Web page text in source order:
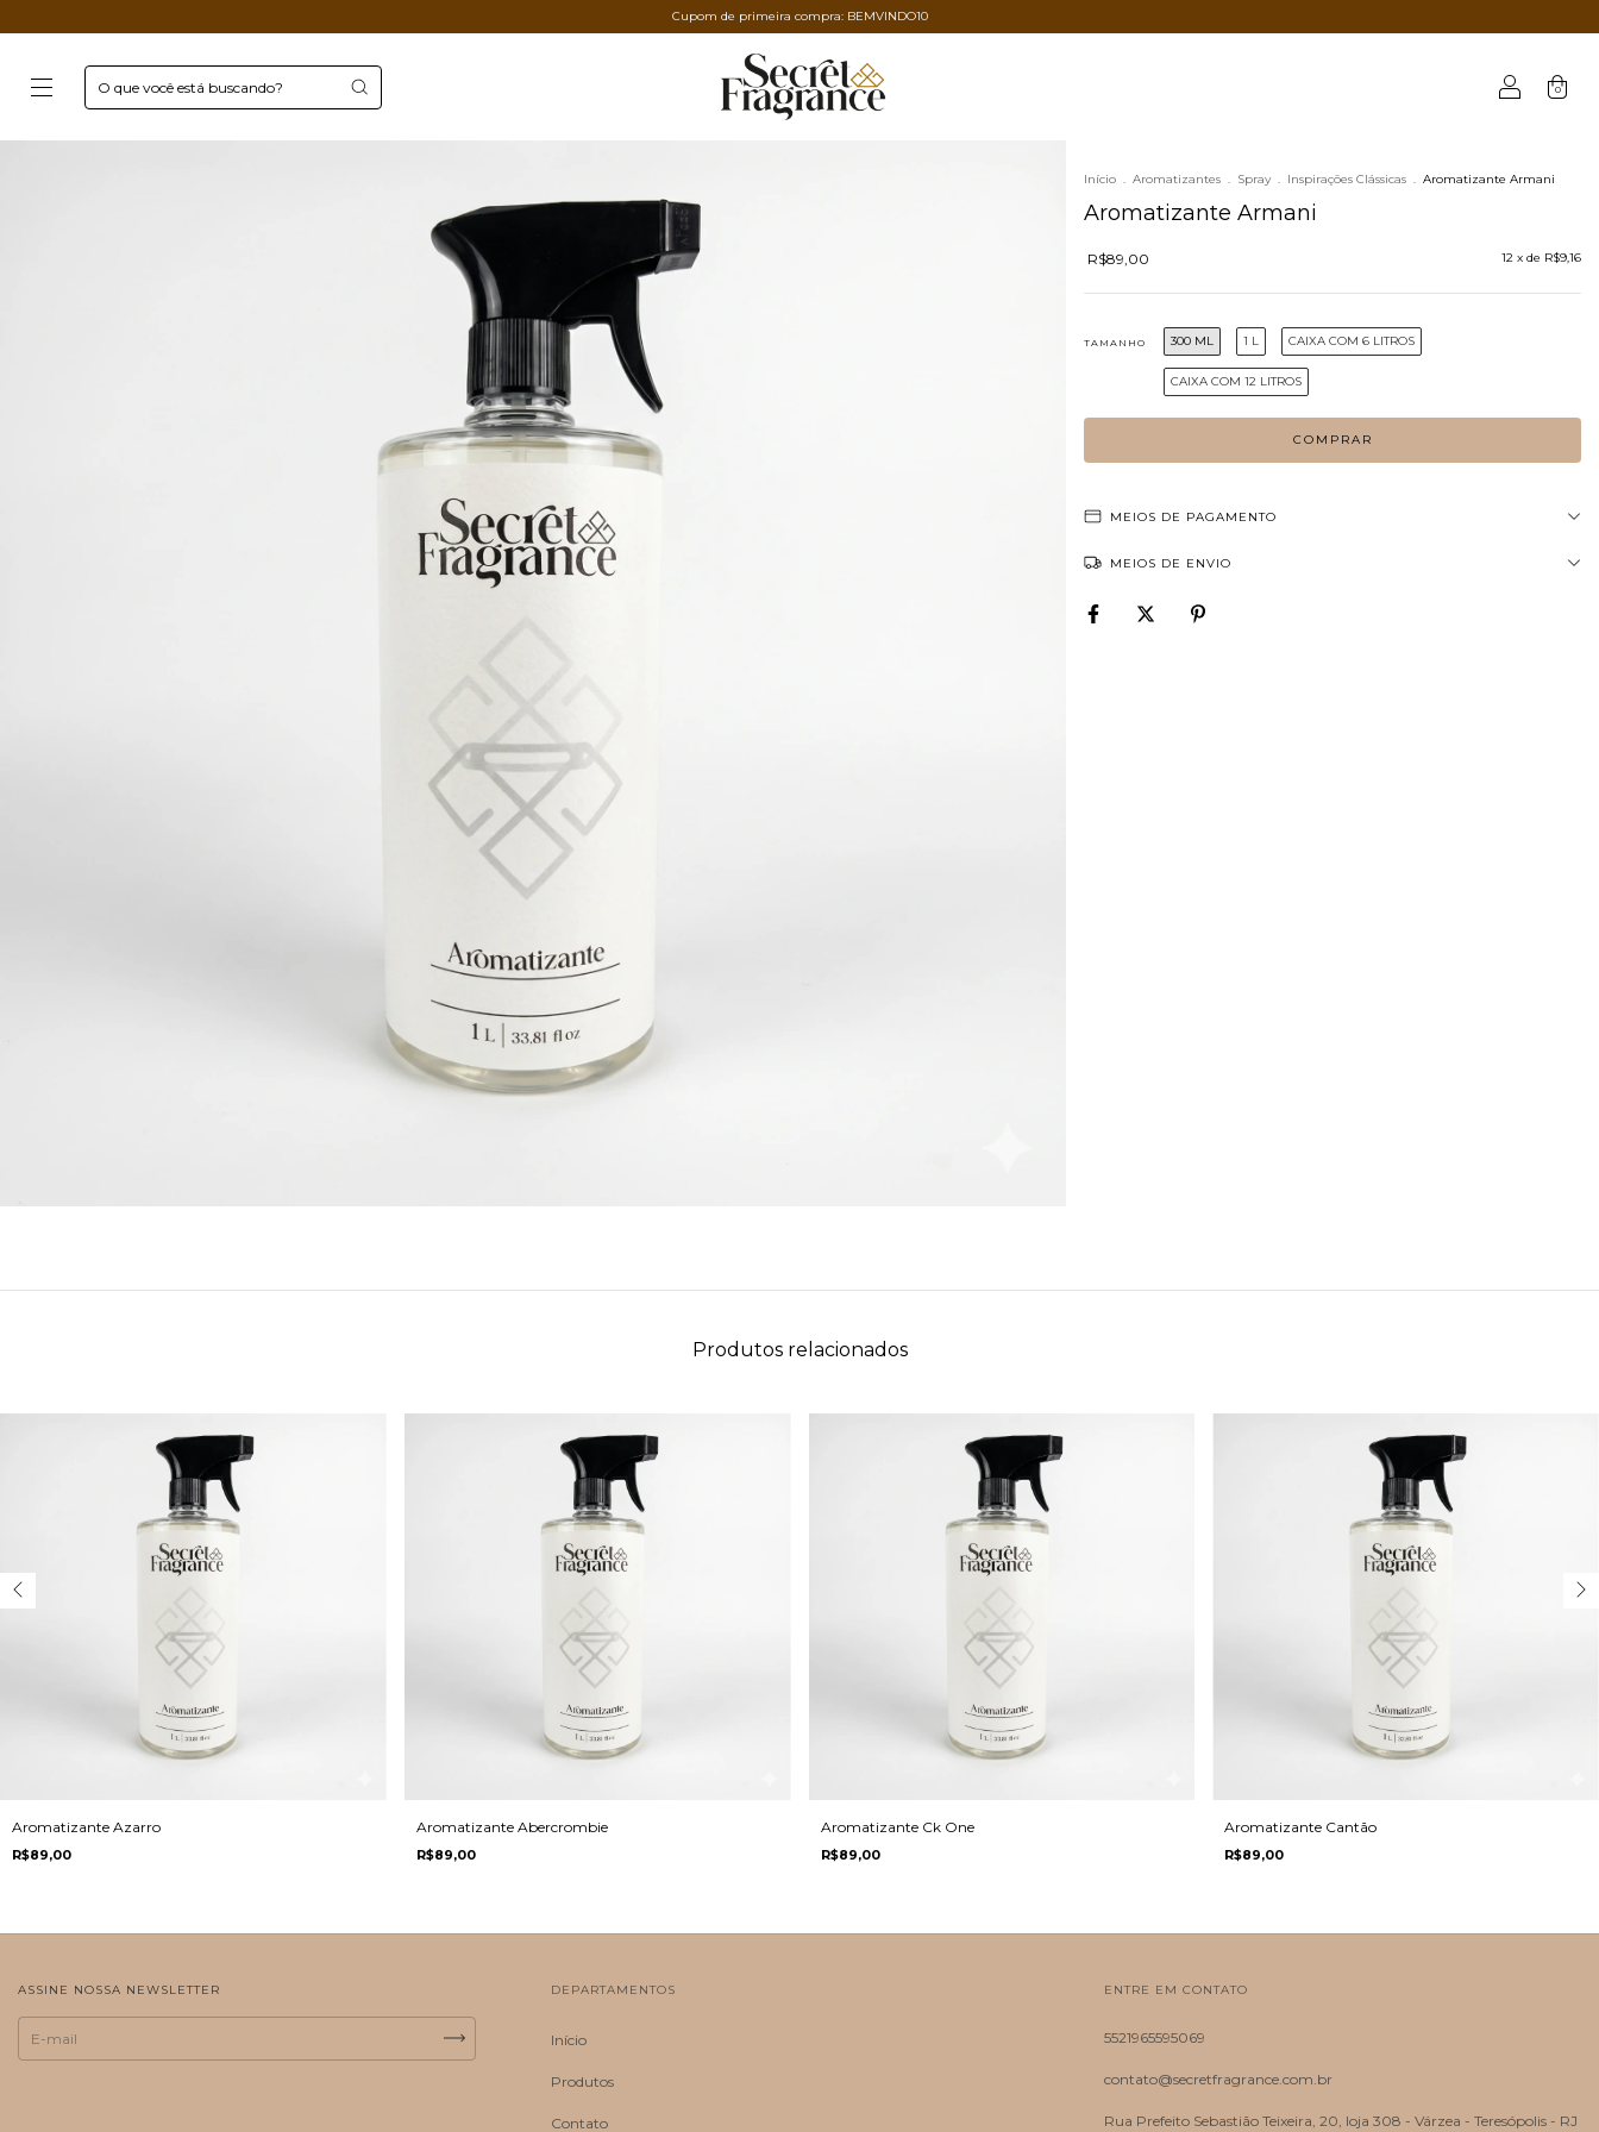
Cupom de primeira compra: BEMVINDO10
0
Início . Aromatizantes . Spray . Inspirações Clássicas . Aromatizante Armani
Aromatizante Armani
R$89,00 12 x de R$9,16
TAMANHO 300 ML 1 L CAIXA COM 6 LITROS
CAIXA COM 12 LITROS
MEIOS DE PAGAMENTO
MEIOS DE ENVIO
Produtos relacionados
Aromatizante Azarro
R$89,00
Aromatizante Abercrombie
R$89,00
Aromatizante Ck One
R$89,00
Aromatizante Cantão
R$89,00
ASSINE NOSSA NEWSLETTER DEPARTAMENTOS
Início
Produtos
Contato
ENTRE EM CONTATO
5521965595069
contato@secretfragrance.com.br
Rua Prefeito Sebastião Teixeira, 20, loja 308 - Várzea - Teresópolis - RJ